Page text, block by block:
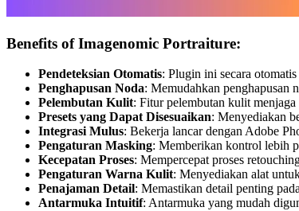
Benefits of Imagenomic Portraiture:
Pendeteksian Otomatis: Plugin ini secara
Penghapusan Noda: Memudahkan penghapusan
Pelembutan Kulit: Fitur pelembutan kulit
Presets yang Dapat Disesuaikan: Menyediakan
Integrasi Mulus: Bekerja lancar dengan Adobe
Pengaturan Masking: Memberikan kontrol lebih
Kecepatan Proses: Mempercepat proses
Pengaturan Warna Kulit: Menyediakan alat
Penajaman Detail: Memastikan detail penting
Antarmuka Intuitif: Antarmuka yang mudah